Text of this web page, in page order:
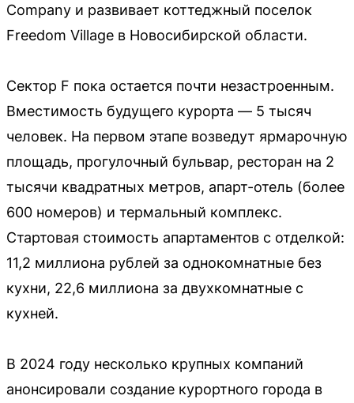
Company и развивает коттеджный поселок
Freedom Village в Новосибирской области.
Сектор F пока остается почти незастроенным.
Вместимость будущего курорта — 5 тысяч
человек. На первом этапе возведут ярмарочную
площадь, прогулочный бульвар, ресторан на 2
тысячи квадратных метров, апарт-отель (более
600 номеров) и термальный комплекс.
Стартовая стоимость апартаментов с отделкой:
11,2 миллиона рублей за однокомнатные без
кухни, 22,6 миллиона за двухкомнатные с
кухней.
В 2024 году несколько крупных компаний
анонсировали создание курортного города в